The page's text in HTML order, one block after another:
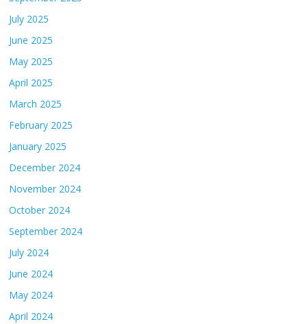
July 2025
June 2025
May 2025
April 2025
March 2025
February 2025
January 2025
December 2024
November 2024
October 2024
September 2024
July 2024
June 2024
May 2024
April 2024